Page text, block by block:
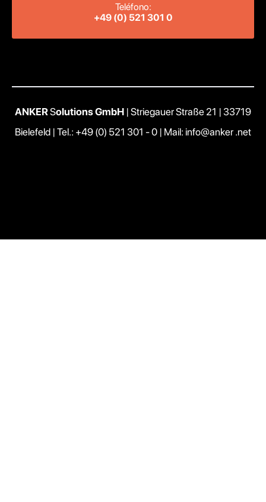
Teléfono:
+49 (0) 521 301 0
ANKERSolutions GmbH | Striegauer Straße 21 | 33719
Bielefeld | Tel.: +49 (0) 521 301 - 0 | Mail: info@anker .net